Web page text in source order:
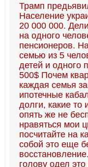
Трамп
Население
20 000 000.
на одного
пенсионеров.
семью из 5
детей и одного
500$ Почем
каждая семья
ипотечные
долги, какие
опять же не
нравяться мои
посчитайте на
собой это еще
голову одел